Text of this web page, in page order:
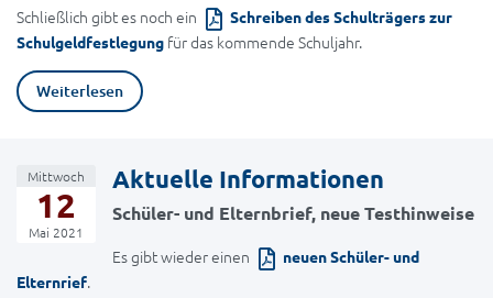
Schließlich gibt es noch ein
Schreiben des Schulträgers zur
Schulgeldfestlegung für das kommende Schuljahr.
Weiterlesen
Mittwoch
12
Mai 2021
Aktuelle Informationen
Schüler- und Elternbrief, neue Testhinweise
Es gibt wieder einen
neuen Schüler- und
Elternrief.